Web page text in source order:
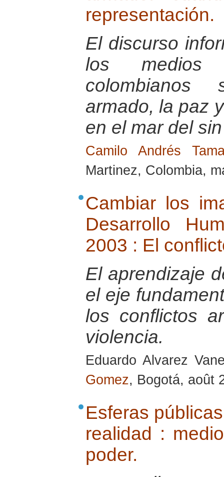
representación.
El discurso
los medios
armado, la paz
en el mar del
Camilo Andrés
Martinez, Colombia,
Cambiar los
Desarrollo
2003 : El
El aprendizaje
el eje
los conflictos
violencia.
Eduardo Alvarez
Gomez, Bogotá, août
Esferas
realidad :
poder.